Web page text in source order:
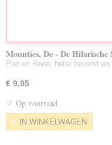
Mounties, De - De Hilarische
Piet en René, beter bekend
€ 9,95
✓ Op voorraad
IN WINKELWAGEN